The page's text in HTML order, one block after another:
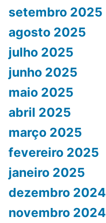
setembro 2025
agosto 2025
julho 2025
junho 2025
maio 2025
abril 2025
março 2025
fevereiro 2025
janeiro 2025
dezembro 2024
novembro 2024